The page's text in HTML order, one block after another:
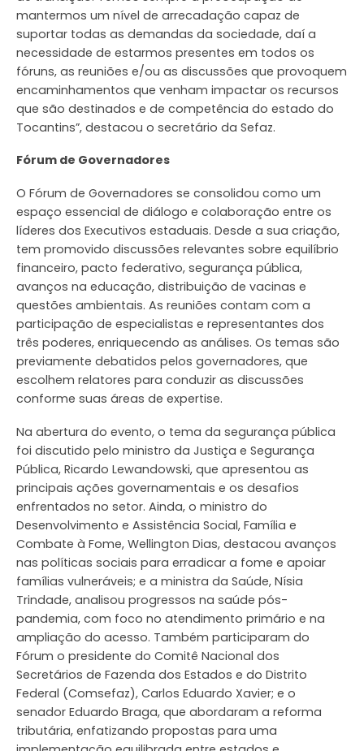
mantermos um nível de arrecadação capaz de
suportar todas as demandas da sociedade, daí a
necessidade de estarmos presentes em todos os
fóruns, as reuniões e/ou as discussões que provoquem
encaminhamentos que venham impactar os recursos
que são destinados e de competência do estado do
Tocantins”, destacou o secretário da Sefaz.
Fórum de Governadores
O Fórum de Governadores se consolidou como um
espaço essencial de diálogo e colaboração entre os
líderes dos Executivos estaduais. Desde a sua criação,
tem promovido discussões relevantes sobre equilíbrio
financeiro, pacto federativo, segurança pública,
avanços na educação, distribuição de vacinas e
questões ambientais. As reuniões contam com a
participação de especialistas e representantes dos
três poderes, enriquecendo as análises. Os temas são
previamente debatidos pelos governadores, que
escolhem relatores para conduzir as discussões
conforme suas áreas de expertise.
Na abertura do evento, o tema da segurança pública
foi discutido pelo ministro da Justiça e Segurança
Pública, Ricardo Lewandowski, que apresentou as
principais ações governamentais e os desafios
enfrentados no setor. Ainda, o ministro do
Desenvolvimento e Assistência Social, Família e
Combate à Fome, Wellington Dias, destacou avanços
nas políticas sociais para erradicar a fome e apoiar
famílias vulneráveis; e a ministra da Saúde, Nísia
Trindade, analisou progressos na saúde pós-
pandemia, com foco no atendimento primário e na
ampliação do acesso. Também participaram do
Fórum o presidente do Comitê Nacional dos
Secretários de Fazenda dos Estados e do Distrito
Federal (Comsefaz), Carlos Eduardo Xavier; e o
senador Eduardo Braga, que abordaram a reforma
tributária, enfatizando propostas para uma